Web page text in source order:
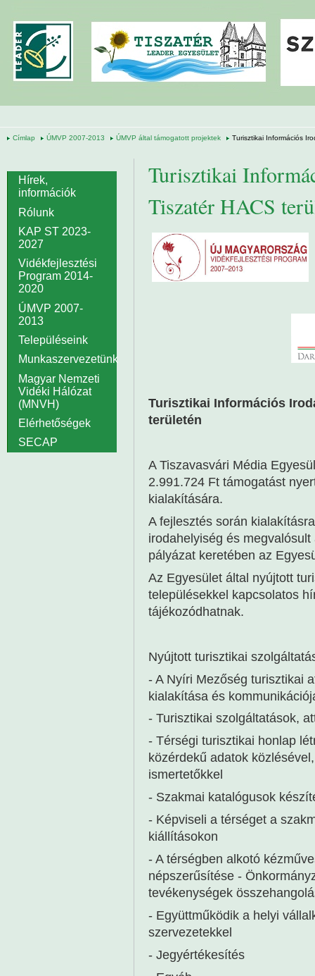
Címlap ÚMVP 2007-2013 ÚMVP által támogatott projektek Turisztikai Információs
Turisztikai
Tiszatér HACS
Turisztikai Információs
területén
A Tiszavasvári Média
2.991.724 Ft támogatást
kialakítására.
A fejlesztés során
irodahelyiség és
pályázat keretében az
Az Egyesület által nyújtott
településekkel kapcsolatos
tájékozódhatnak.
Nyújtott turisztikai
- A Nyíri Mezőség turisztikai
kialakítása és
- Turisztikai szolgáltatások,
- Térségi turisztikai honlap
közérdekű adatok
ismertetőkkel
- Szakmai katalógusok
- Képviseli a térséget a
kiállításokon
- A térségben alkotó
népszerűsítése -
tevékenységek
- Együttműködik a helyi
szervezetekkel
- Jegyértékesítés
Hírek,
információk
Rólunk
KAP ST 2023-
2027
Vidékfejlesztési
Program 2014-
2020
ÚMVP 2007-
2013
Településeink
Munkaszervezetünk
Magyar Nemzeti
Vidéki Hálózat
(MNVH)
Elérhetőségek
SECAP